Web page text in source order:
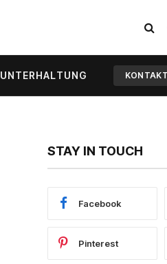
UNTERHALTUNG
STAY IN TOUCH
Facebook
Pinterest